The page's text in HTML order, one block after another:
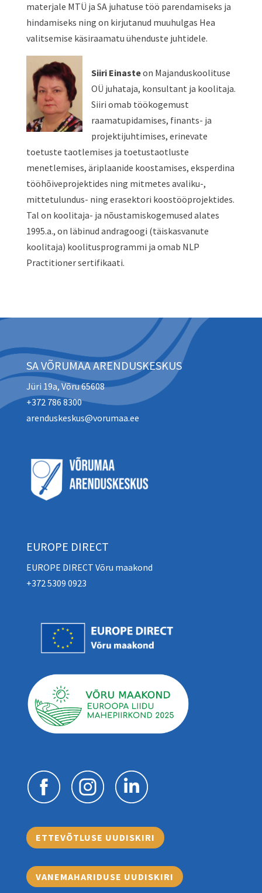
materjale MTÜ ja SA juhatuse töö parendamiseks ja
hindamiseks ning on kirjutanud muuhulgas Hea
valitsemise käsiraamatu ühenduste juhtidele.
Siiri Einasteon Majanduskoolituse
OÜ juhataja, konsultant ja koolitaja.
Siiri omab töökogemust
raamatupidamises, finants- ja
projektijuhtimises, erinevate
toetuste taotlemises ja toetustaotluste
menetlemises, äriplaanide koostamises, eksperdina
tööhõiveprojektides ning mitmetes avaliku-,
mittetulundus- ning erasektori koostööprojektides.
Tal on koolitaja- ja nõustamiskogemused alates
1995.a., on läbinud andragoogi (täiskasvanute
koolitaja) koolitusprogrammi ja omab NLP
Practitioner sertifikaati.
SA VÕRUMAA ARENDUSKESKUS
Jüri 19a, Võru 65608
+372 786 8300
arenduskeskus@vorumaa.ee
EUROPE DIRECT
EUROPE DIRECT Võru maakond
+372 5309 0923
ETTEVÕTLUSE UUDISKIRI
VANEMAHARIDUSE UUDISKIRI